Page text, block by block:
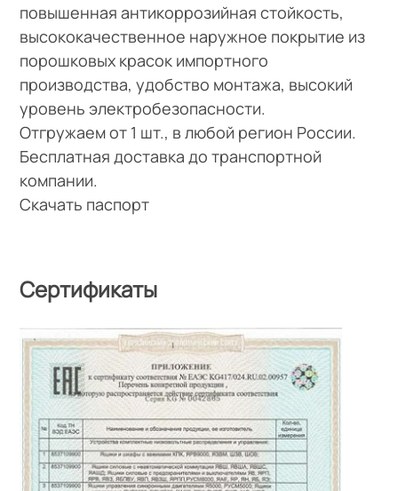
повышенная антикоррозийная стойкость,
высококачественное наружное покрытие из
порошковых красок импортного
производства, удобство монтажа, высокий
уровень электробезопасности.
Отгружаем от 1 шт., в любой регион России.
Бесплатная доставка до транспортной
компании.
Скачать паспорт
Сертификаты